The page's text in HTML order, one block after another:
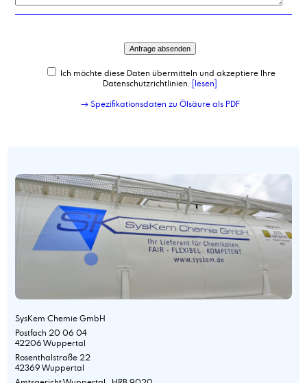
Ich möchte diese Daten übermitteln und akzeptiere Ihre
Datenschutzrichtlinien. [lesen]
→ Spezifikationsdaten zu Ölsäure als PDF
SysKem Chemie GmbH
Postfach 20 06 04
42206 Wuppertal
Rosenthalstraße 22
42369 Wuppertal